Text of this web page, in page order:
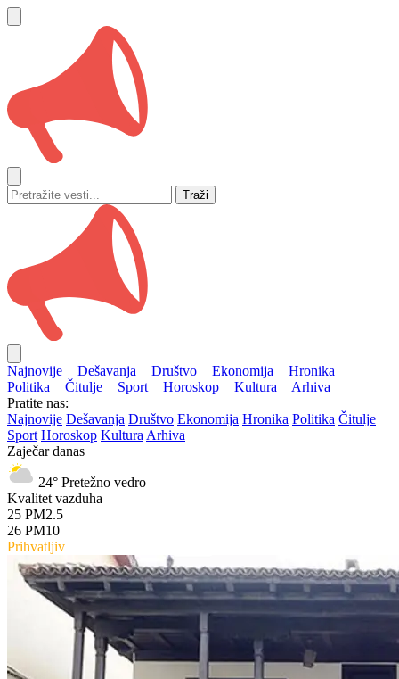
Traži
Najnovije Dešavanja Društvo Ekonomija
Hronika
Politika
Čitulje Sport Horoskop Kultura
Arhiva
Pratite nas:
Najnovije Dešavanja Društvo Ekonomija Hronika Politika Čitulje
Sport Horoskop Kultura Arhiva
Zaječar danas
24° Pretežno vedro
Kvalitet vazduha
25 PM2.5
26 PM10
Prihvatljiv